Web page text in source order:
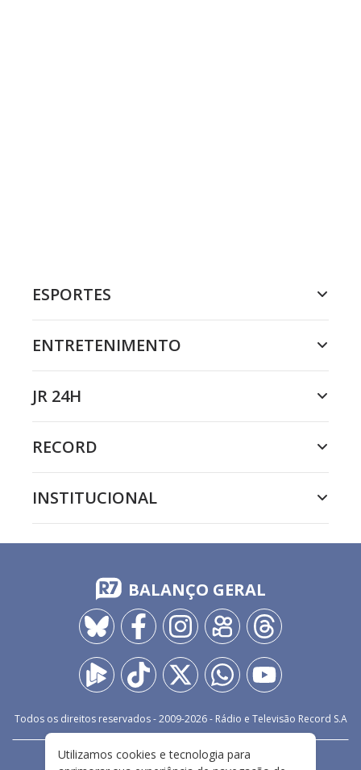
ESPORTES
ENTRETENIMENTO
JR 24H
RECORD
INSTITUCIONAL
BALANÇO GERAL
Todos os direitos reservados - 2009-2026- Rádio e Televisão Record S.A
FALE CONOSCO PRIVACIDADE
Utilizamos cookies e tecnologia para